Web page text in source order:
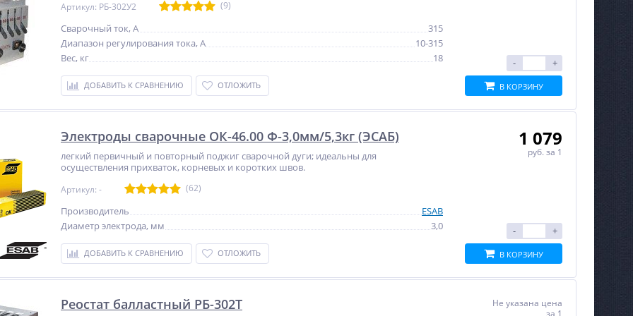
NEW
ХИТ
%
NEW
%
Сварочный полуавтомат
NEW
Пистолет для вязки
Сварочный полуавтомат
Сварочный полуавтомат
Артикул: РБ-302У2 (9)
Сварочный ток, А
315
Диапазон регулирования тока, А
10-315
Вес, кг
18
ДОБАВИТЬ К СРАВНЕНИЮ ОТЛОЖИТЬ
+
-
В КОРЗИНУ
Электроды сварочные ОК-46.00 Ф-3,0мм/5,3кг (ЭСАБ)
легкий первичный и повторный поджиг сварочной дуги; идеальны для
осуществления прихваток, корневых и коротких швов.
Артикул: - (62)
Производитель
ESAB
Диаметр электрода, мм
3,0
ДОБАВИТЬ К СРАВНЕНИЮ ОТЛОЖИТЬ
1 079
руб. за 1
+
-
В КОРЗИНУ
Реостат балластный РБ-302Т
Не указана цена
за 1